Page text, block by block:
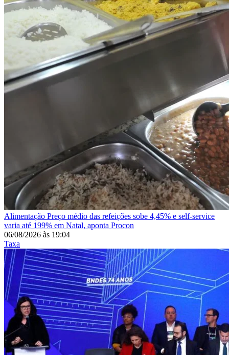
Alimentação Preço médio das refeições sobe 4,45% e self-service
varia até 199% em Natal, aponta Procon
06/08/2026 às 19:04
Taxa